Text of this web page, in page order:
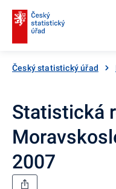
Český statistický úřad
Statistická
2007